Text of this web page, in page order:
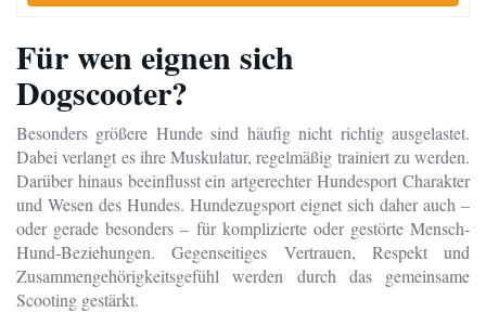
Für wen eignen sich
Dogscooter?
Besonders größere Hunde sind häufig nicht richtig ausgelastet.
Dabei verlangt es ihre Muskulatur, regelmäßig trainiert zu werden.
Darüber hinaus beeinflusst ein artgerechter Hundesport Charakter
und Wesen des Hundes. Hundezugsport eignet sich daher auch –
oder gerade besonders – für komplizierte oder gestörte Mensch-
Hund-Beziehungen. Gegenseitiges Vertrauen, Respekt und
Zusammengehörigkeitsgefühl werden durch das gemeinsame
Scooting gestärkt.